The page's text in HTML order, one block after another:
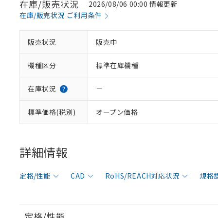
在庫/販売状況
2026/08/06 00:00 情報更新
在庫/販売状況 ご利用条件
販売状況 販売中
機種区分 標準在庫機種
在庫状況 －
標準価格(税別) オープン価格
詳細情報
定格/性能 CAD RoHS/REACH対応状況 規格